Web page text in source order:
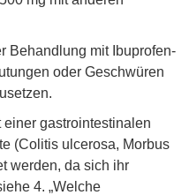
Behandlung mit Ibuprofen-
oder Geschwüren
gastrointestinalen
(Colitis ulcerosa, Morbus
werden, da sich ihr
4. „Welche